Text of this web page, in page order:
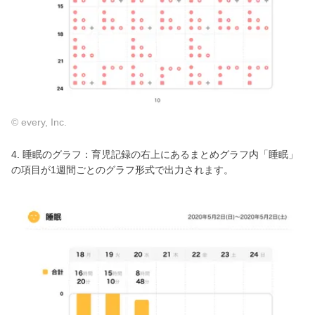
© every, Inc.
4. 睡眠のグラフ：育児記録の右上にあるまとめグラフ内「睡眠」
の項目が1週間ごとのグラフ形式で出力されます。